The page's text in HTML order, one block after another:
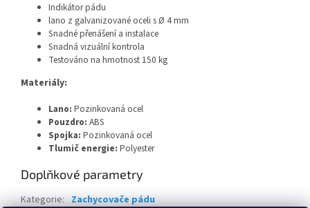
Indikátor pádu
lano z galvanizované oceli s Ø 4 mm
Snadné přenášení a instalace
Snadná vizuální kontrola
Testováno na hmotnost 150 kg
Materiály:
Lano: Pozinkovaná ocel
Pouzdro: ABS
Spojka: Pozinkovaná ocel
Tlumič energie: Polyester
Doplňkové parametry
Kategorie: Zachycovače pádu